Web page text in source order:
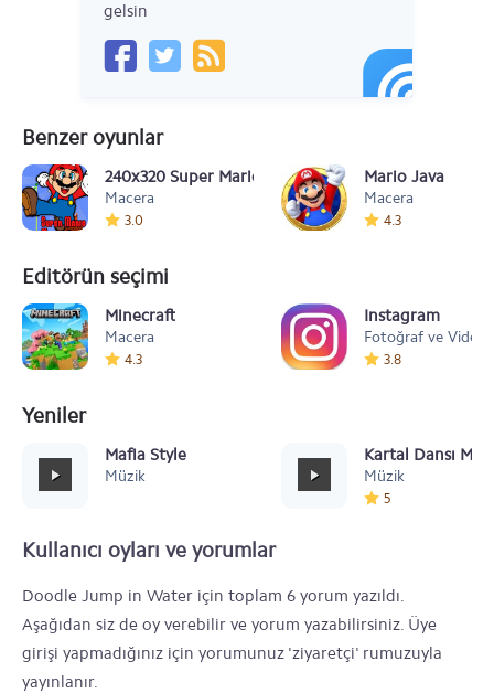
gelsin
Benzer oyunlar
240x320 Super Mario Mushrooms
Macera
3.0
Mario Java
Macera
4.3
Editörün seçimi
Minecraft
Macera
4.3
Instagram
Fotoğraf ve Video
3.8
Yeniler
Mafia Style
Müzik
Kartal Dansı
Müzik
5
Kullanıcı oyları ve yorumlar
Doodle Jump in Water için toplam 6 yorum yazıldı.
Aşağıdan siz de oy verebilir ve yorum yazabilirsiniz. Üye
girişi yapmadığınız için yorumunuz 'ziyaretçi' rumuzuyla
yayınlanır.